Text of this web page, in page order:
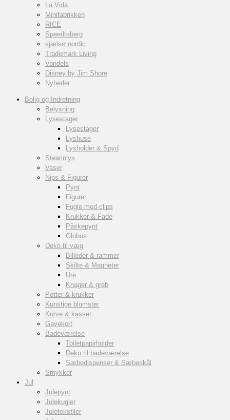
La Vida
Minifabrikken
RICE
Speedtsberg
sjælsø nordic
Trademark Living
Vondels
Disney by Jim Shore
Nyheder
Bolig og Indretning
Belysning
Lysestager
Lysestager
Lyshuse
Lysholder & Spyd
Stearinlys
Vaser
Nips & Figurer
Pynt
Figurer
Fugle med clips
Krukker & Fade
Påskepynt
Globus
Deko til væg
Billeder & rammer
Skilte & Magneter
Ure
Knager & greb
Potter & krukker
Kunstige blomster
Kurve & kasser
Gavekort
Badeværelse
Toiletpapirholder
Deko til badeværelse
Sæbedispenser & Sæbeskål
Smykker
Jul
Julepynt
Julekugler
Juletekstiler